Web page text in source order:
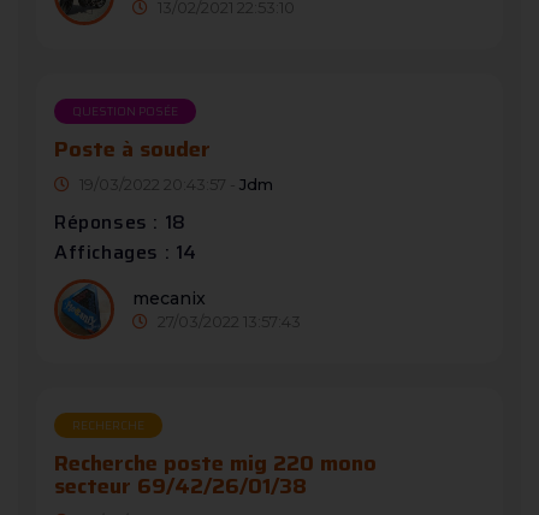
13/02/2021 22:53:10
QUESTION POSÉE
Poste à souder
19/03/2022 20:43:57 - Jdm
Réponses : 18
Affichages : 14
mecanix
27/03/2022 13:57:43
RECHERCHE
Recherche poste mig 220 mono
secteur 69/42/26/01/38